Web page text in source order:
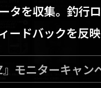
タを収集。釣行
ードバックを反
モニターキャン